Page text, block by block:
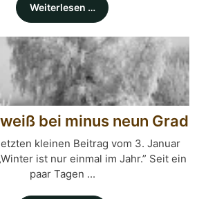
Weiterlesen …
bei minus neun Grad
kleinen Beitrag vom 3. Januar
ist nur einmal im Jahr.” Seit ein
paar Tagen ...